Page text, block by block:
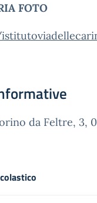
FOTO
da Feltre, 3,